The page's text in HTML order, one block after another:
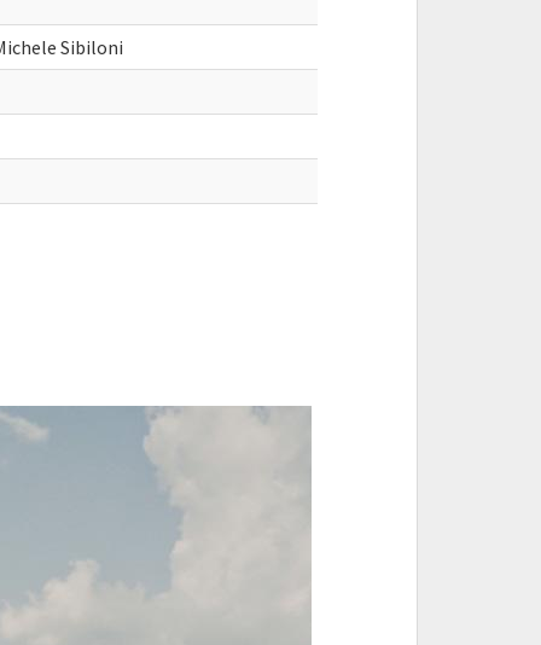
Sibiloni